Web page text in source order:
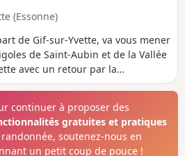
(Essonne)
de Gif-sur-Yvette, va vous mener
de Saint-Aubin et de la Vallée
avec un retour par la
travers le Bois d'Aigrefoin, la forêt
continuer à proposer des
gratuites et pratiques
soutenez-nous en
un petit coup de pouce !